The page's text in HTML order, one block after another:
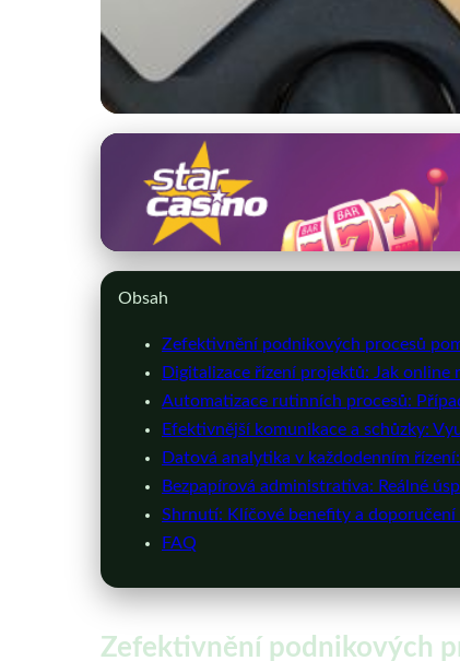
Jak Digitální
6. 7. 2026· 8 min čtení · Autor: Adam Novotný
Obsah
Zefektivnění podnikových procesů
Digitalizace řízení projektů: Jak
Automatizace rutinních procesů:
Efektivnější komunikace a schůzky:
Datová analytika v každodenním
Bezpapírová administrativa: Reálné
Shrnutí: Klíčové benefity a
FAQ
Zefektivnění podnikových